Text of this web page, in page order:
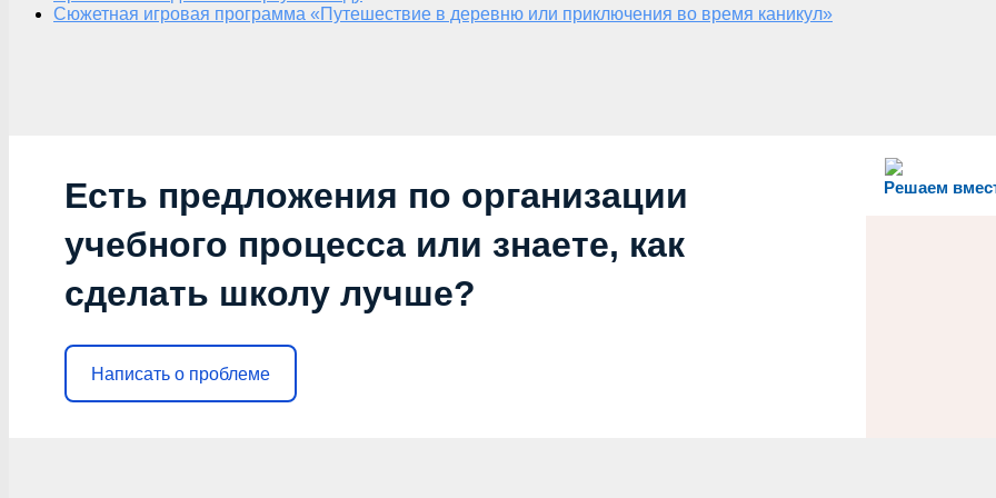
Сюжетная игровая программа «Путешествие в деревню или приключения во время каникул»
Решаем
Есть предложения по организации
учебного процесса или знаете, как
сделать школу лучше?
Написать о проблеме